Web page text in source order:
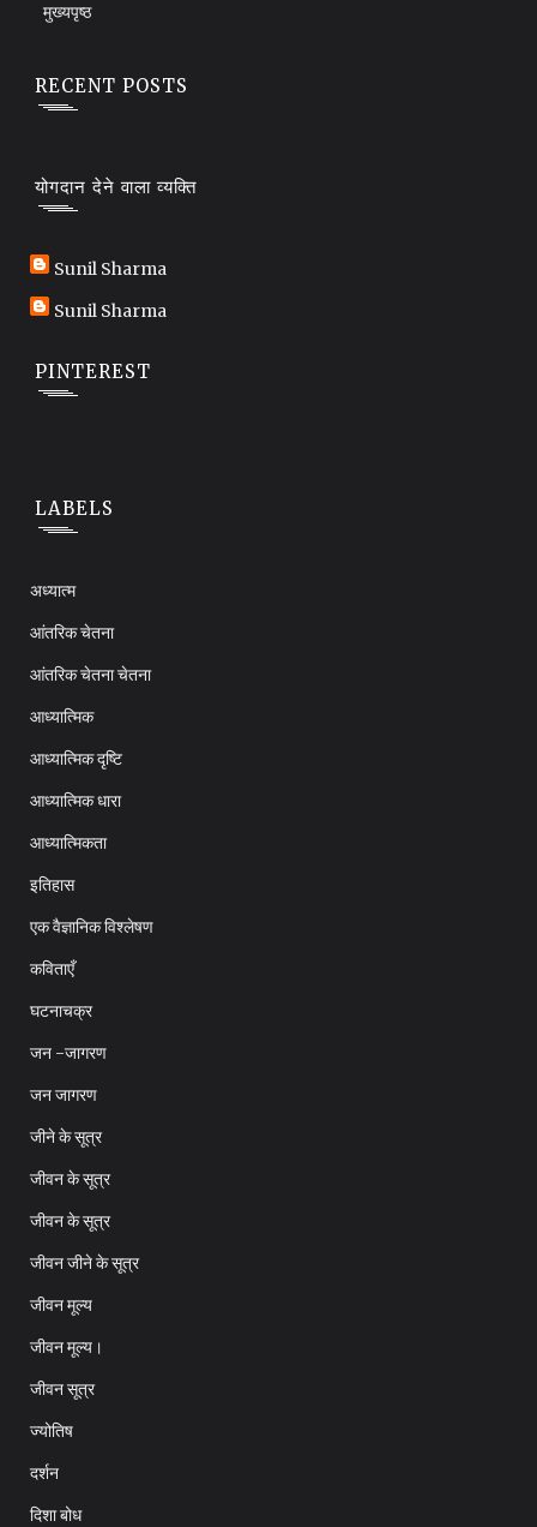
मुख्यपृष्ठ
RECENT POSTS
योगदान देने वाला व्यक्ति
Sunil Sharma
Sunil Sharma
PINTEREST
LABELS
अध्यात्म
आंतरिक चेतना
आंतरिक चेतना चेतना
आध्यात्मिक
आध्यात्मिक दृष्टि
आध्यात्मिक धारा
आध्यात्मिकता
इतिहास
एक वैज्ञानिक विश्लेषण
कविताएँ
घटनाचक्र
जन -जागरण
जन जागरण
जीने के सूत्र
जीवन के सूत्र
जीवन के सूत्र
जीवन जीने के सूत्र
जीवन मूल्य
जीवन मूल्य।
जीवन सूत्र
ज्योतिष
दर्शन
दिशा बोध